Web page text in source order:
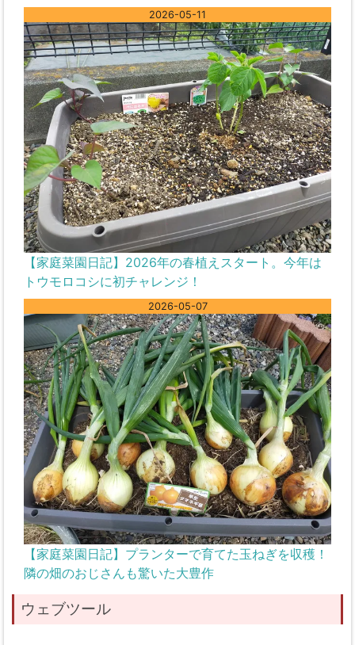
2026-05-11
【家庭菜園日記】2026年の春植えスタート。今年は
トウモロコシに初チャレンジ！
2026-05-07
【家庭菜園日記】プランターで育てた玉ねぎを収穫！
隣の畑のおじさんも驚いた大豊作
ウェブツール